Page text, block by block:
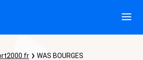
WAS BOURGES